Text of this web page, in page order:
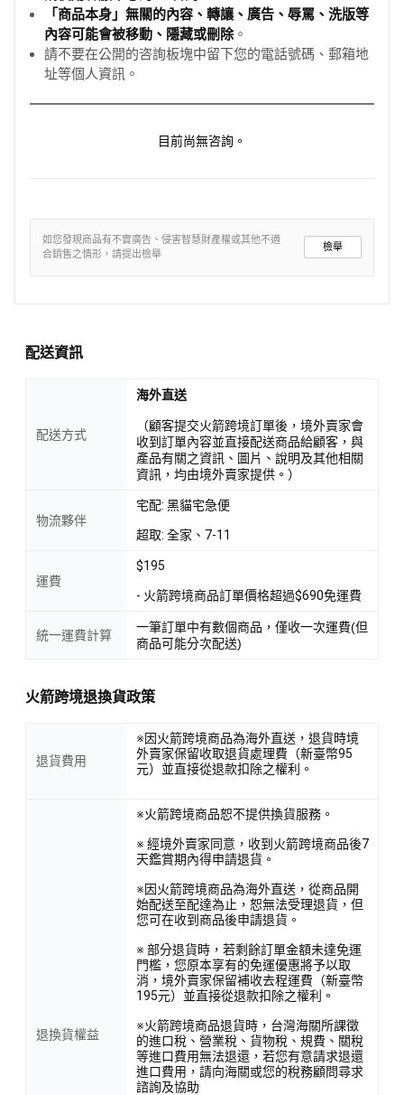
「商品本身」無關的內容、轉讓、廣告、辱罵、洗版等
內容可能會被移動、隱藏或刪除。
請不要在公開的咨詢板塊中留下您的電話號碼、郵箱地
址等個人資訊。
目前尚無咨詢。
如您發現商品有不實廣告、侵害智慧財產權或其他不適
合銷售之情形，請提出檢舉
檢舉
配送資訊
配送方式
海外直送
（顧客提交火箭跨境訂單後，境外賣家會
收到訂單內容並直接配送商品給顧客，與
產品有關之資訊、圖片、說明及其他相關
資訊，均由境外賣家提供。）
物流夥伴
宅配: 黑貓宅急便
超取: 全家、7-11
運費
$195
- 火箭跨境商品訂單價格超過$690免運費
統一運費計算
一筆訂單中有數個商品，僅收一次運費(但
商品可能分次配送)
火箭跨境退換貨政策
退貨費用
※因火箭跨境商品為海外直送，退貨時境
外賣家保留收取退貨處理費（新臺幣95
元）並直接從退款扣除之權利。
退換貨權益
※火箭跨境商品恕不提供換貨服務。
※ 經境外賣家同意，收到火箭跨境商品後7
天鑑賞期內得申請退貨。
※因火箭跨境商品為海外直送，從商品開
始配送至配達為止，恕無法受理退貨，但
您可在收到商品後申請退貨。
※ 部分退貨時，若剩餘訂單金額未達免運
門檻，您原本享有的免運優惠將予以取
消，境外賣家保留補收去程運費（新臺幣
195元）並直接從退款扣除之權利。
※火箭跨境商品退貨時，台灣海關所課徵
的進口稅、營業稅、貨物稅、規費、關稅
等進口費用無法退還，若您有意請求退還
進口費用，請向海關或您的稅務顧問尋求
諮詢及協助